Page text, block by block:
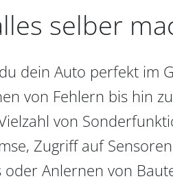
selber
dein Auto perfekt im
von Fehlern bis hin
von
Zugriff auf
Anlernen von